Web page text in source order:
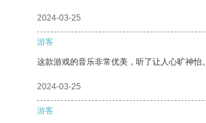
2024-03-25
游客
这款游戏的音乐非常优美，听了让人心旷神怡。
2024-03-25
游客